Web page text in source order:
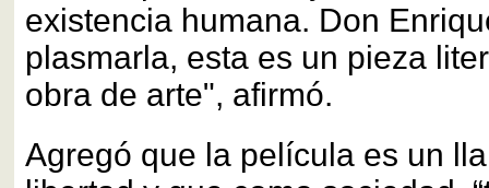
existencia humana. Don
plasmarla, esta es un pieza
obra de arte", afirmó.
Agregó que la película es un